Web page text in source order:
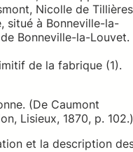
Nicolle de Tillières
situé à Bonneville-la-
Bonneville-la-Louvet.
de la fabrique (1).
(De Caumont
Lisieux, 1870, p. 102.)
et la description